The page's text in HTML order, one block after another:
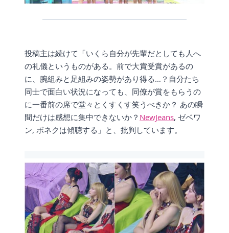
投稿主は続けて「いくら自分が先輩だとしても人へ
の礼儀というものがある。前で大賞受賞があるの
に、腕組みと足組みの姿勢があり得る…？自分たち
同士で面白い状況になっても、同僚が賞をもらうの
に一番前の席で堂々とくすくす笑うべきか？ あの瞬
間だけは感想に集中できないか？ NewJeans, ゼベワ
ン, ボネクは傾聴する」と、批判しています。